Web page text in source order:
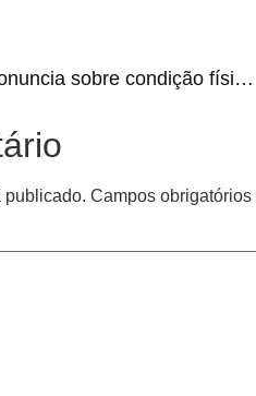
JUVENTUDE | Clube se pronuncia sobre condição física de Caíque após negociação com o Grêmio
publicado. Campos